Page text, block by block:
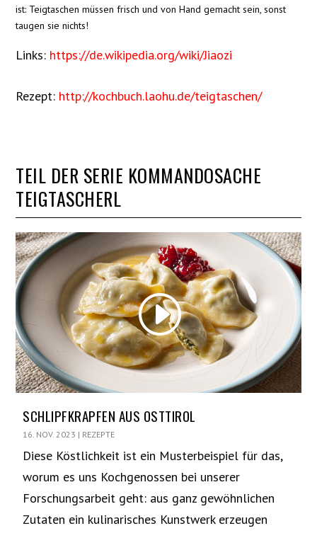
ist: Teigtaschen müssen frisch und von Hand gemacht sein, sonst
taugen sie nichts!
Links: https://de.wikipedia.org/wiki/Jiaozi
Rezept: http://kochbuch.laohu.de/teigtaschen/
TEIL DER SERIE KOMMANDOSACHE
TEIGTASCHERL
SCHLIPFKRAPFEN AUS OSTTIROL
16. NOV. 2023 | REZEPTE
Diese Köstlichkeit ist ein Musterbeispiel für das,
worum es uns Kochgenossen bei unserer
Forschungsarbeit geht: aus ganz gewöhnlichen
Zutaten ein kulinarisches Kunstwerk erzeugen